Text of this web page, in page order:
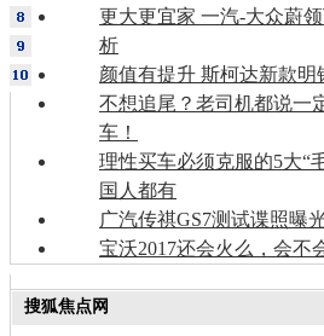
更大更宜家 一汽-大众蔚
析
颜值有提升 斯柯达新款明
不想追尾？老司机都说一
车！
理性买车必须克服的5大“
国人都有
广汽传祺GS7测试谍照曝
宝沃2017还会火么，会不
搜狐焦点网